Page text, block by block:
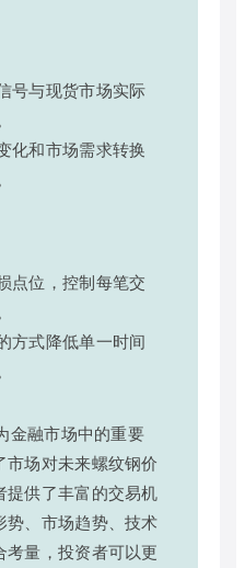
号与现货市场实际
化和市场需求转换
点位，控制每笔交
方式降低单一时间
金融市场中的重要
场对未来螺纹钢价
供了丰富的交易机
、市场趋势、技术
量，投资者可以更